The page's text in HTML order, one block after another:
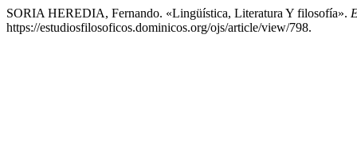
SORIA HEREDIA, Fernando. «Lingüística, Literatura Y filosofía».
https://estudiosfilosoficos.dominicos.org/ojs/article/view/798.